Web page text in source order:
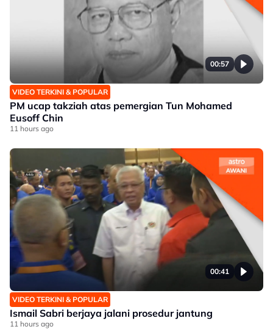
00:57
VIDEO TERKINI & POPULAR
PM ucap takziah atas pemergian Tun Mohamed
Eusoff Chin
11 hours ago
00:41
VIDEO TERKINI & POPULAR
Ismail Sabri berjaya jalani prosedur jantung
11 hours ago